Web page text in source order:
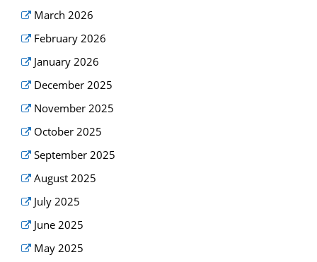
March 2026
February 2026
January 2026
December 2025
November 2025
October 2025
September 2025
August 2025
July 2025
June 2025
May 2025